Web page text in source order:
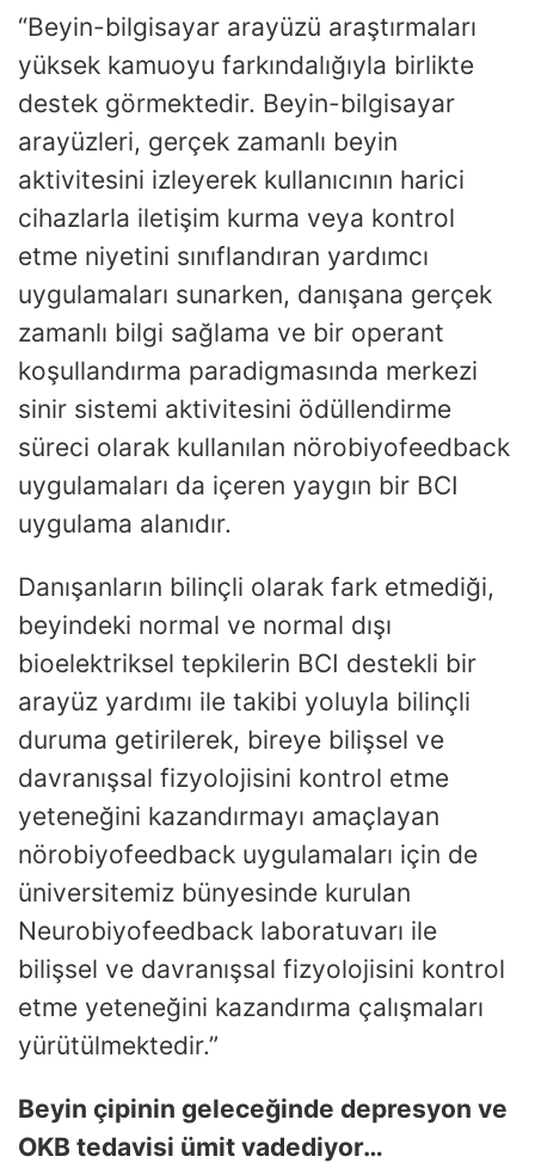
“Beyin-bilgisayar arayüzü araştırmaları
yüksek kamuoyu farkındalığıyla birlikte
destek görmektedir. Beyin-bilgisayar
arayüzleri, gerçek zamanlı beyin
aktivitesini izleyerek kullanıcının harici
cihazlarla iletişim kurma veya kontrol
etme niyetini sınıflandıran yardımcı
uygulamaları sunarken, danışana gerçek
zamanlı bilgi sağlama ve bir operant
koşullandırma paradigmasında merkezi
sinir sistemi aktivitesini ödüllendirme
süreci olarak kullanılan nörobiyofeedback
uygulamaları da içeren yaygın bir BCI
uygulama alanıdır.
Danışanların bilinçli olarak fark etmediği,
beyindeki normal ve normal dışı
bioelektriksel tepkilerin BCI destekli bir
arayüz yardımı ile takibi yoluyla bilinçli
duruma getirilerek, bireye bilişsel ve
davranışsal fizyolojisini kontrol etme
yeteneğini kazandırmayı amaçlayan
nörobiyofeedback uygulamaları için de
üniversitemiz bünyesinde kurulan
Neurobiyofeedback laboratuvarı ile
bilişsel ve davranışsal fizyolojisini kontrol
etme yeteneğini kazandırma çalışmaları
yürütülmektedir.”
Beyin çipinin geleceğinde depresyon ve
OKB tedavisi ümit vadediyor…